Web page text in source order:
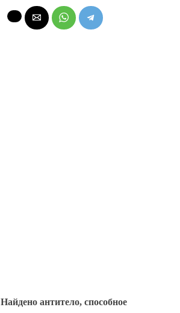
Найдено антитело, способное